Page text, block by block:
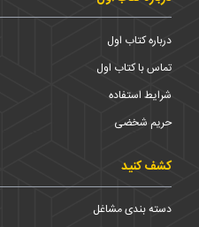
درباره کتاب اول
تماس با کتاب اول
شرایط استفاده
حریم شخضی
کشف کنید
دسته بندی مشاغل